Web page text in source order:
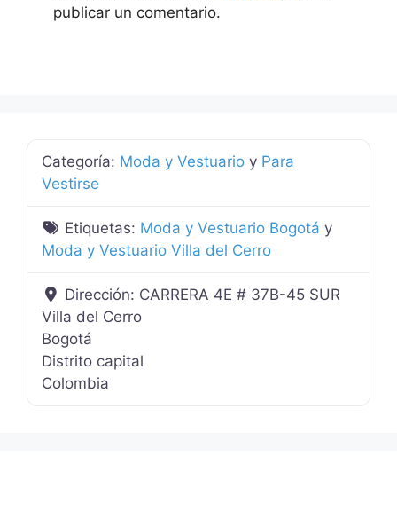
publicar un comentario.
Categoría: Moda y Vestuario y Para
Vestirse
Etiquetas: Moda y Vestuario Bogotá y
Moda y Vestuario Villa del Cerro
Dirección: CARRERA 4E # 37B-45 SUR
Villa del Cerro
Bogotá
Distrito capital
Colombia